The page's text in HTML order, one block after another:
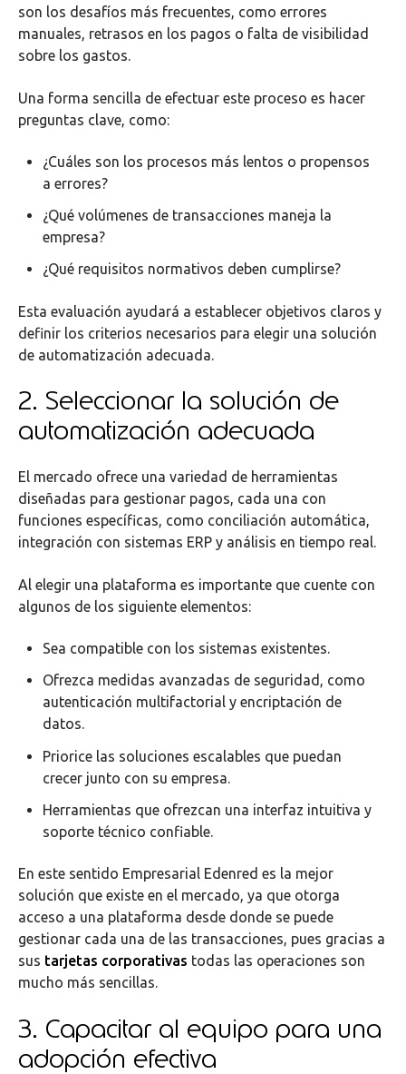
son los desafíos más frecuentes, como errores
manuales, retrasos en los pagos o falta de visibilidad
sobre los gastos.
Una forma sencilla de efectuar este proceso es hacer
preguntas clave, como:
¿Cuáles son los procesos más lentos o propensos
a errores?
¿Qué volúmenes de transacciones maneja la
empresa?
¿Qué requisitos normativos deben cumplirse?
Esta evaluación ayudará a establecer objetivos claros y
definir los criterios necesarios para elegir una solución
de automatización adecuada.
2. Seleccionar la solución de
automatización adecuada
El mercado ofrece una variedad de herramientas
diseñadas para gestionar pagos, cada una con
funciones específicas, como conciliación automática,
integración con sistemas ERP y análisis en tiempo real.
Al elegir una plataforma es importante que cuente con
algunos de los siguiente elementos:
Sea compatible con los sistemas existentes.
Ofrezca medidas avanzadas de seguridad, como
autenticación multifactorial y encriptación de
datos.
Priorice las soluciones escalables que puedan
crecer junto con su empresa.
Herramientas que ofrezcan una interfaz intuitiva y
soporte técnico confiable.
En este sentido Empresarial Edenred es la mejor
solución que existe en el mercado, ya que otorga
acceso a una plataforma desde donde se puede
gestionar cada una de las transacciones, pues gracias a
sus tarjetas corporativas todas las operaciones son
mucho más sencillas.
3. Capacitar al equipo para una
adopción efectiva